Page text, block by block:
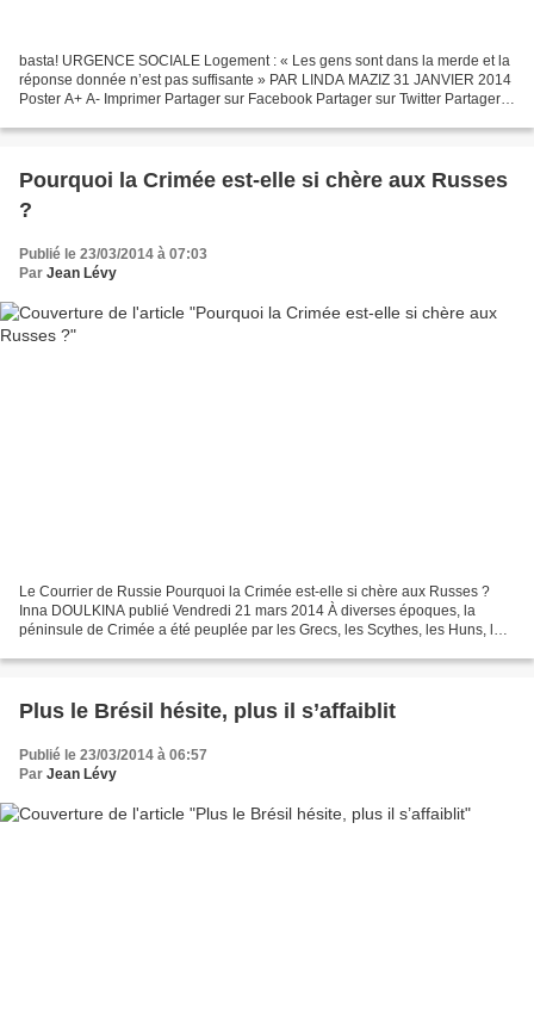
basta! URGENCE SOCIALE Logement : « Les gens sont dans la merde et la
réponse donnée n’est pas suffisante » PAR LINDA MAZIZ 31 JANVIER 2014
Poster A+ A- Imprimer Partager sur Facebook Partager sur Twitter Partager
Pourquoi la Crimée est-elle si chère aux Russes
?
Publié le 23/03/2014 à 07:03
Par Jean Lévy
Le Courrier de Russie Pourquoi la Crimée est-elle si chère aux Russes ?
Inna DOULKINA publié Vendredi 21 mars 2014 À diverses époques, la
péninsule de Crimée a été peuplée par les Grecs, les Scythes, les Huns, les
Plus le Brésil hésite, plus il s’affaiblit
Publié le 23/03/2014 à 06:57
Par Jean Lévy